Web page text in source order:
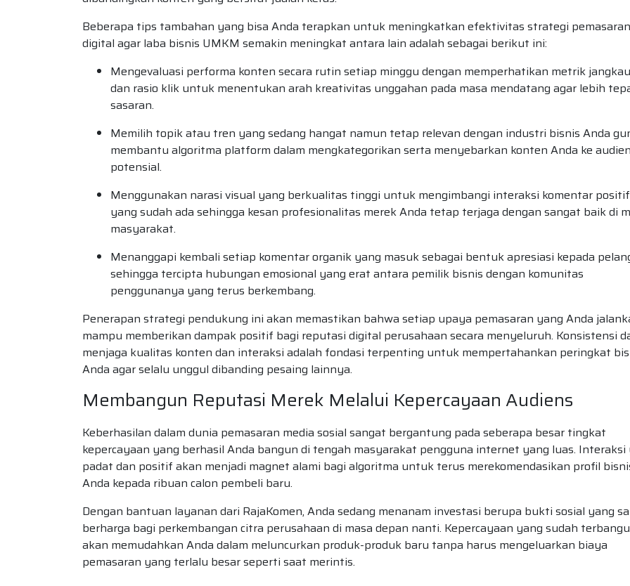
Beberapa tips tambahan yang bisa Anda terapkan untuk meningkatkan efektivitas strategi pemasaran
digital agar laba bisnis UMKM semakin meningkat antara lain adalah sebagai berikut ini:
Mengevaluasi performa konten secara rutin setiap minggu dengan memperhatikan metrik
dan rasio klik untuk menentukan arah kreativitas unggahan pada masa mendatang agar lebih
sasaran.
Memilih topik atau tren yang sedang hangat namun tetap relevan dengan industri bisnis Anda
membantu algoritma platform dalam mengkategorikan serta menyebarkan konten Anda ke
potensial.
Menggunakan narasi visual yang berkualitas tinggi untuk mengimbangi interaksi komentar positif
yang sudah ada sehingga kesan profesionalitas merek Anda tetap terjaga dengan sangat baik di
masyarakat.
Menanggapi kembali setiap komentar organik yang masuk sebagai bentuk apresiasi kepada
sehingga tercipta hubungan emosional yang erat antara pemilik bisnis dengan komunitas
penggunanya yang terus berkembang.
Penerapan strategi pendukung ini akan memastikan bahwa setiap upaya pemasaran yang Anda
mampu memberikan dampak positif bagi reputasi digital perusahaan secara menyeluruh. Konsistensi
menjaga kualitas konten dan interaksi adalah fondasi terpenting untuk mempertahankan peringkat
Anda agar selalu unggul dibanding pesaing lainnya.
Membangun Reputasi Merek Melalui Kepercayaan Audiens
Keberhasilan dalam dunia pemasaran media sosial sangat bergantung pada seberapa besar tingkat
kepercayaan yang berhasil Anda bangun di tengah masyarakat pengguna internet yang luas. Interaksi
padat dan positif akan menjadi magnet alami bagi algoritma untuk terus merekomendasikan profil
Anda kepada ribuan calon pembeli baru.
Dengan bantuan layanan dari RajaKomen, Anda sedang menanam investasi berupa bukti sosial yang
berharga bagi perkembangan citra perusahaan di masa depan nanti. Kepercayaan yang sudah
akan memudahkan Anda dalam meluncurkan produk-produk baru tanpa harus mengeluarkan biaya
pemasaran yang terlalu besar seperti saat merintis.